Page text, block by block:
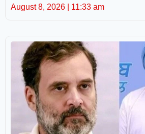
August 8, 2026 11:33 am